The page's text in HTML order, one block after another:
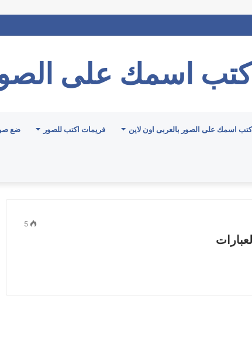
اسمك على
اسمك على الصور بالعربى اون لاين فريمات اكتب للصور ضع
5